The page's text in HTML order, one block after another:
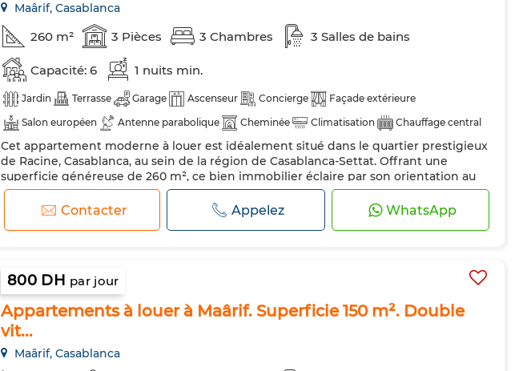
Maârif, Casablanca
260 m² 3 Pièces 3 Chambres 3 Salles de bains
Capacité: 6 1 nuits min.
Jardin Terrasse Garage Ascenseur Concierge
Façade extérieure
Salon européen
Antenne parabolique Cheminée Climatisation
Chauffage central
Sécurité
Double vitrage Porte blindée Cuisine équipée Réfrigérateur
Four
Machine à laver Micro-ondes Internet Animaux domestiques autorisés
Cet appartement moderne à louer est idéalement situé dans le quartier prestigieux
de Racine, Casablanca, au sein de la région de Casablanca-Settat. Offrant une
superficie généreuse de 260 m², ce bien immobilier éclaire par son orientation au
sud, garantissant une lumière naturelle abondante. Situé au troisième étage d'un
immeuble équipé d'un ascenseur, il bénéficie d'un ensemble de commodités dont
un garage et un service de conciergerie. Le salo...
Contacter Appelez WhatsApp
800 DH par jour
Appartements à louer à Maârif. Superficie 150 m². Double
vit...
Maârif, Casablanca